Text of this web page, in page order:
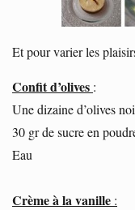
Et pour varier les
Confit d’olives :
Une dizaine d’olives
30 gr de sucre en
Eau
Crème à la vanille :